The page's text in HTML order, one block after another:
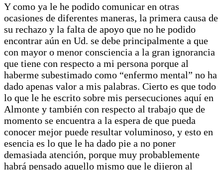
Y como ya le he podido comunicar en otras
ocasiones de diferentes maneras, la primera causa de
su rechazo y la falta de apoyo que no he podido
encontrar aún en Ud. se debe principalmente a que
con mayor o menor consciencia a la gran ignorancia
que tiene con respecto a mi persona porque al
haberme subestimado como “enfermo mental” no ha
dado apenas valor a mis palabras. Cierto es que todo
lo que le he escrito sobre mis persecuciones aquí en
Almonte y también con respecto al trabajo que de
momento se encuentra a la espera de que pueda
conocer mejor puede resultar voluminoso, y esto en
esencia es lo que le ha dado pie a no poner
demasiada atención, porque muy probablemente
habrá pensado aquello mismo que le dijeron al